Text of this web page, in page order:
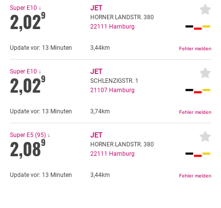
Super E10 ↓
2,029
JET
HORNER LANDSTR. 380
22111
Hamburg
Update vor: 13 Minuten 3,44km
Super E10 ↓
2,029
JET
SCHLENZIGSTR. 1
21107 Hamburg
Update vor: 13 Minuten 3,74km
Super E5 (95) ↓
2,089
JET
HORNER LANDSTR. 380
22111
Hamburg
Update vor: 13 Minuten 3,44km